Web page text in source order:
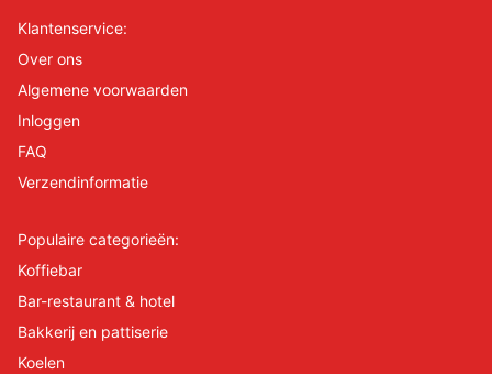
Klantenservice:
Over ons
Algemene voorwaarden
Inloggen
FAQ
Verzendinformatie
Populaire categorieën:
Koffiebar
Bar-restaurant & hotel
Bakkerij en pattiserie
Koelen